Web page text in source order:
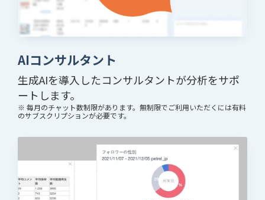
AIコンサルタント
生成AIを導入したコンサルタントが分析をサポ
ートします。
※ 毎月のチャット数制限があります。無制限でご利用いただくには有料
のサブスクリプションが必要です。